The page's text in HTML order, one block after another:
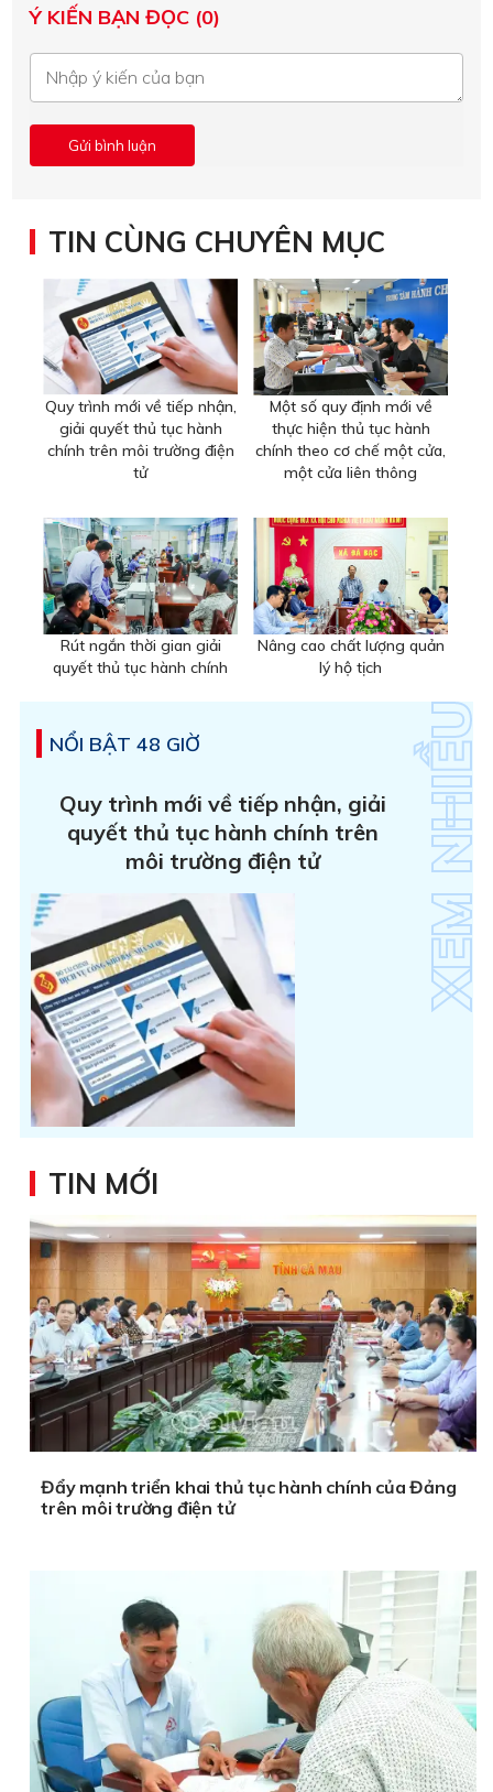
Ý KIẾN BẠN ĐỌC (0)
TIN CÙNG CHUYÊN MỤC
Quy trình mới về tiếp nhận,
giải quyết thủ tục hành
chính trên môi trường điện
tử
Một số quy định mới về
thực hiện thủ tục hành
chính theo cơ chế một cửa,
một cửa liên thông
Rút ngắn thời gian giải
quyết thủ tục hành chính
Nâng cao chất lượng quản
lý hộ tịch
NỔI BẬT 48 GIỜ
Quy trình mới về tiếp nhận, giải
quyết thủ tục hành chính trên
môi trường điện tử
TIN MỚI
Đẩy mạnh triển khai thủ tục hành chính của Đảng
trên môi trường điện tử